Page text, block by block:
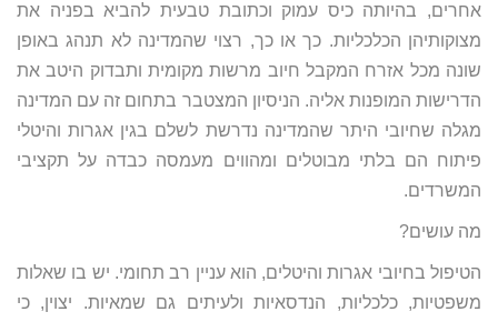
אחרים, בהיותה כיס עמוק וכתובת טבעית להביא בפניה את
מצוקותיהן הכלכליות. כך או כך, רצוי שהמדינה לא תנהג באופן
שונה מכל אזרח המקבל חיוב מרשות מקומית ותבדוק היטב את
הדרישות המופנות אליה. הניסיון המצטבר בתחום זה עם המדינה
מגלה שחיובי היתר שהמדינה נדרשת לשלם בגין אגרות והיטלי
פיתוח הם בלתי מבוטלים ומהווים מעמסה כבדה על תקציבי
המשרדים.
מה עושים?
הטיפול בחיובי אגרות והיטלים, הוא עניין רב תחומי. יש בו שאלות
משפטיות, כלכליות, הנדסאיות ולעיתים גם שמאיות. יצוין, כי